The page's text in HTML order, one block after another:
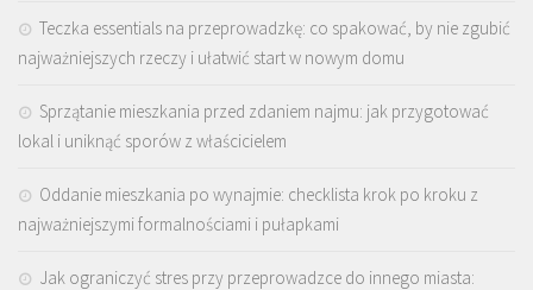
Teczka essentials na przeprowadzkę: co spakować, by nie zgubić
najważniejszych rzeczy i ułatwić start w nowym domu
Sprzątanie mieszkania przed zdaniem najmu: jak przygotować
lokal i uniknąć sporów z właścicielem
Oddanie mieszkania po wynajmie: checklista krok po kroku z
najważniejszymi formalnościami i pułapkami
Jak ograniczyć stres przy przeprowadzce do innego miasta: